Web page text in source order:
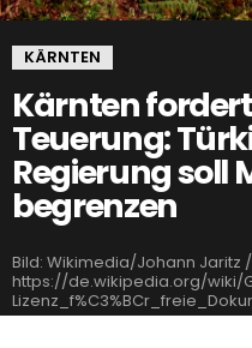
KÄRNTEN
Kärnten
Teuerung:
Regierung soll
begrenzen
Bild: Wikimedia/Johann Jaritz /
https://de.wikipedia.org/wiki/